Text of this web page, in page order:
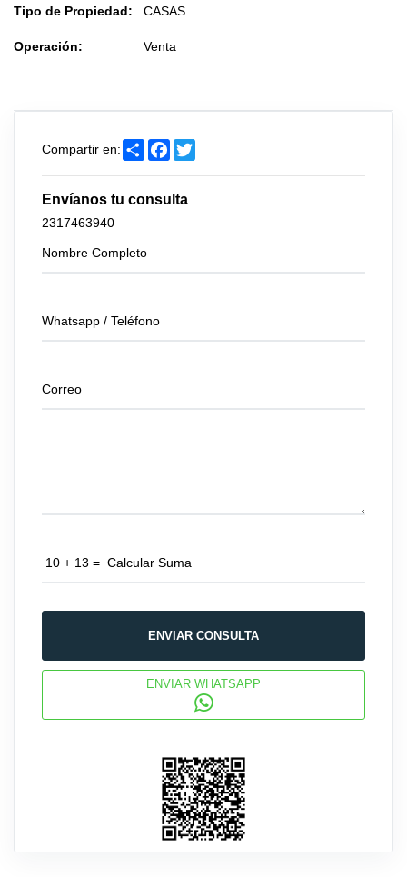
Tipo de Propiedad:
Operación:
CASAS
Venta
Compartir en: ShareFacebook
Envíanos tu consulta
2317463940
ENVIAR CONSULTA
ENVIAR WHATSAPP